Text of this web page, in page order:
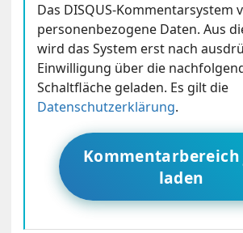
Das DISQUS-Kommentarsystem
personenbezogene Daten. Aus
wird das System erst nach
Einwilligung über die
Schaltfläche geladen. Es gilt die
Datenschutzerklärung.
laden